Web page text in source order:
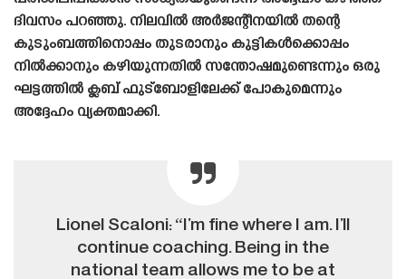
ദിവസം പറഞ്ഞു. നിലവിൽ അർജന്റീനയിൽ തന്റെ
കുടുംബത്തിനൊപ്പം തുടരാനും കുട്ടികൾക്കൊപ്പം
നിൽക്കാനും കഴിയുന്നതിൽ സന്തോഷമുണ്ടെന്നും ഒരു
ഘട്ടത്തിൽ ക്ലബ് ഫുട്ബോളിലേക്ക് പോകുമെന്നും
അദ്ദേഹം വ്യക്തമാക്കി.
Lionel Scaloni: “I’m fine where I am. I’ll
continue coaching. Being in the
national team allows me to be at